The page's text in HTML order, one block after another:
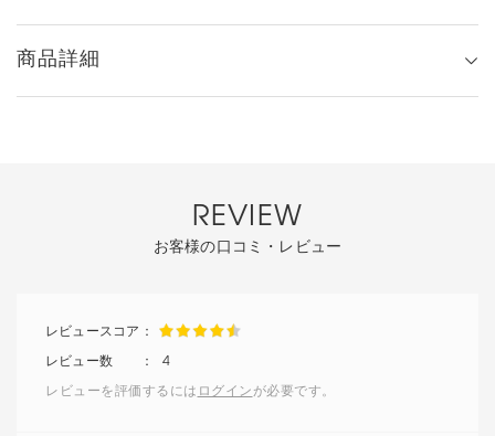
商品詳細
REVIEW
お客様の口コミ・レビュー
4
レビューを評価するには ログイン が必要です。